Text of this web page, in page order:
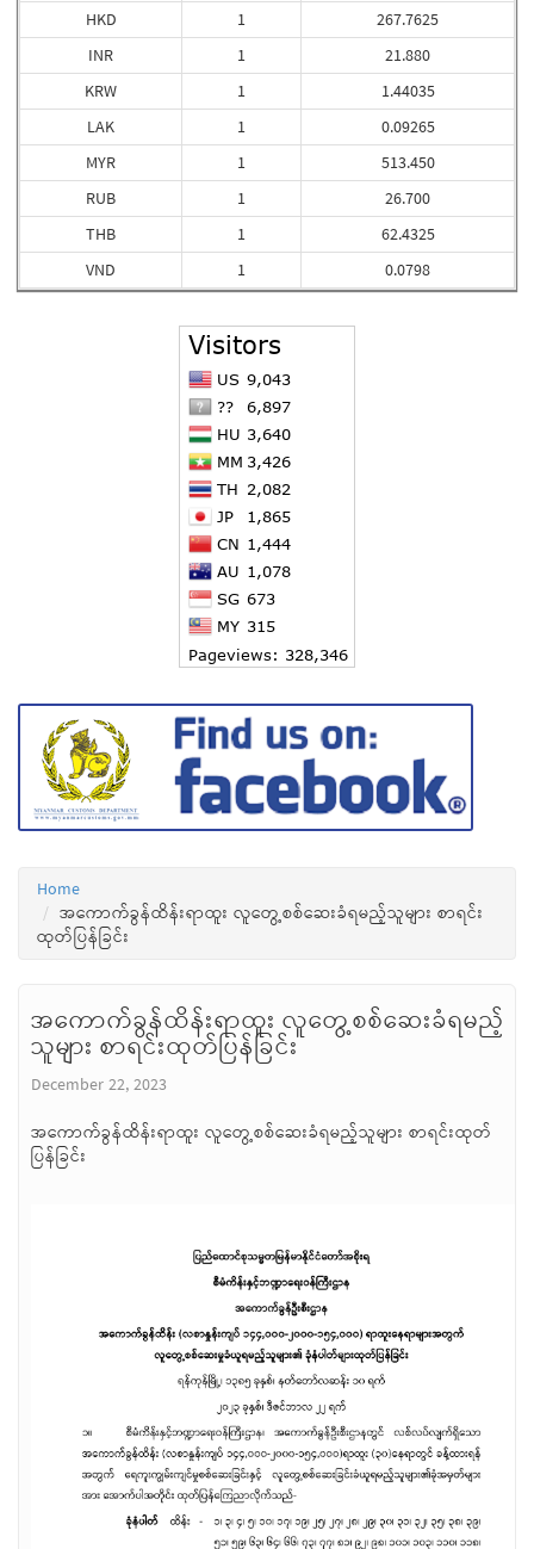
HKD
INR
KRW
LAK
MYR
RUB
THB
VND
1
1
1
1
1
1
1
1
267.7625
21.880
1.44035
0.09265
513.450
26.700
62.4325
0.0798
Home
အကောက်ခွန်ထိန်းရာထူး လူတွေ့စစ်ဆေးခံရမည့်သူများ စာရင်း
ထုတ်ပြန်ခြင်း
အကောက်ခွန်ထိန်းရာထူး လူတွေ့စစ်ဆေးခံရမည့်
သူများ စာရင်းထုတ်ပြန်ခြင်း
December 22, 2023
အကောက်ခွန်ထိန်းရာထူး လူတွေ့စစ်ဆေးခံရမည့်သူများ စာရင်းထုတ်
ပြန်ခြင်း